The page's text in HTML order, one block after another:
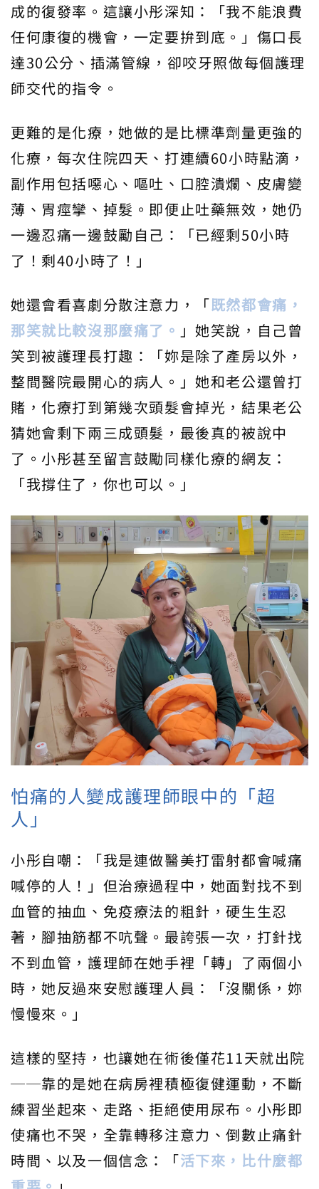
成的復發率。這讓小彤深知：「我不能浪費
任何康復的機會，一定要拚到底。」傷口長
達30公分、插滿管線，卻咬牙照做每個護理
師交代的指令。
更難的是化療，她做的是比標準劑量更強的
化療，每次住院四天、打連續60小時點滴，
副作用包括噁心、嘔吐、口腔潰爛、皮膚變
薄、胃痙攣、掉髮。即便止吐藥無效，她仍
一邊忍痛一邊鼓勵自己：「已經剩50小時
了！剩40小時了！」
她還會看喜劇分散注意力，「既然都會痛，
那笑就比較沒那麼痛了。 」她笑說，自己曾
笑到被護理長打趣：「妳是除了產房以外，
整間醫院最開心的病人。」她和老公還曾打
賭，化療打到第幾次頭髮會掉光，結果老公
猜她會剩下兩三成頭髮，最後真的被說中
了。小彤甚至留言鼓勵同樣化療的網友：
「我撐住了，你也可以。」
怕痛的人變成護理師眼中的「超
人」
小彤自嘲：「我是連做醫美打雷射都會喊痛
喊停的人！」但治療過程中，她面對找不到
血管的抽血、免疫療法的粗針，硬生生忍
著，腳抽筋都不吭聲。最誇張一次，打針找
不到血管，護理師在她手裡「轉」了兩個小
時，她反過來安慰護理人員：「沒關係，妳
慢慢來。」
這樣的堅持，也讓她在術後僅花11天就出院
──靠的是她在病房裡積極復健運動，不斷
練習坐起來、走路、拒絕使用尿布。小彤即
使痛也不哭，全靠轉移注意力、倒數止痛針
時間、以及一個信念：「活下來，比什麼都